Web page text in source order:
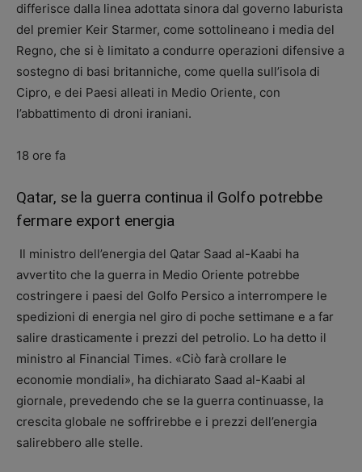
differisce dalla linea adottata sinora dal governo laburista
del premier Keir Starmer, come sottolineano i media del
Regno, che si è limitato a condurre operazioni difensive a
sostegno di basi britanniche, come quella sull’isola di
Cipro, e dei Paesi alleati in Medio Oriente, con
l’abbattimento di droni iraniani.
18 ore fa
Qatar, se la guerra continua il Golfo potrebbe
fermare export energia
Il ministro dell’energia del Qatar Saad al-Kaabi ha
avvertito che la guerra in Medio Oriente potrebbe
costringere i paesi del Golfo Persico a interrompere le
spedizioni di energia nel giro di poche settimane e a far
salire drasticamente i prezzi del petrolio. Lo ha detto il
ministro al Financial Times. «Ciò farà crollare le
economie mondiali», ha dichiarato Saad al-Kaabi al
giornale, prevedendo che se la guerra continuasse, la
crescita globale ne soffrirebbe e i prezzi dell’energia
salirebbero alle stelle.